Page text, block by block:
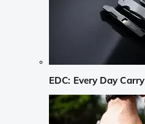
EDC: Every Day Carry